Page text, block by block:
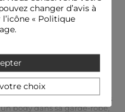
uni, simple et utilisé
sous-couche qui apporte
en ligne Morgan, il
quotidien, et il n’est pas
! Avec des détails
en tulle, du
le body féminin attire
seul ou en superposition,
glamour à chacune de vos
body dans sa garde-robe,
changer d’avis à
« Politique
choix